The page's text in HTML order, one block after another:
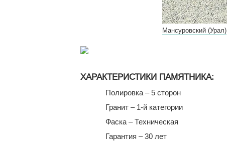
Мансуровский (Урал)
ХАРАКТЕРИСТИКИ ПАМЯТНИКА:
Полировка – 5 сторон
Гранит – 1-й категории
Фаска – Техническая
Гарантия –30 лет